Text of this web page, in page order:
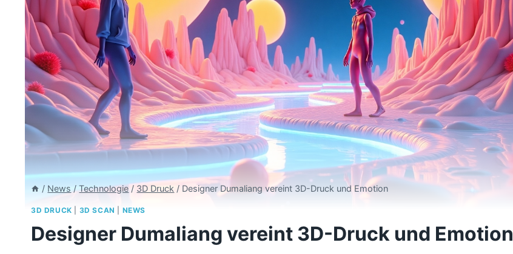
/ News / Technologie / 3D Druck / Designer Dumaliang vereint 3D-Druck und Emotion
3D DRUCK 3D SCAN NEWS
Designer Dumaliang vereint 3D-Druck und Emotion